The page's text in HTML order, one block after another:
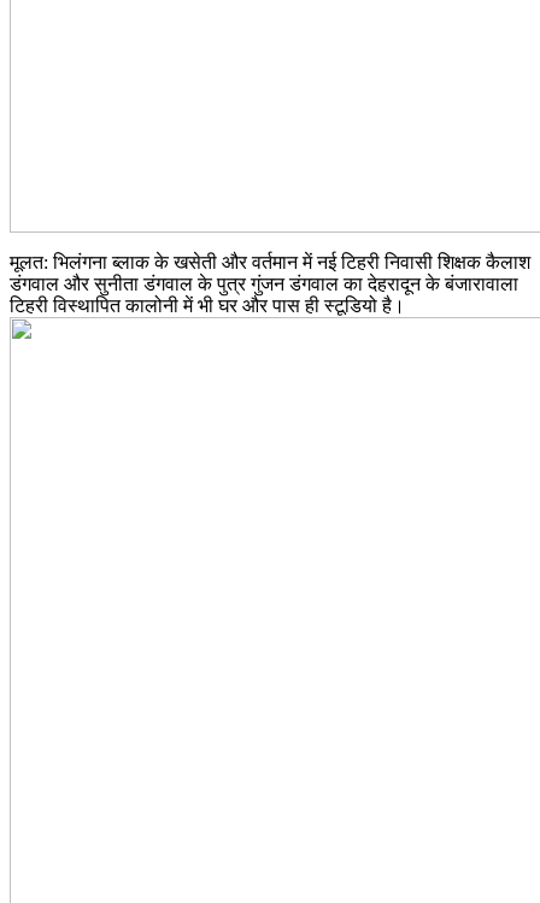
मूलत: भिलंगना ब्लाक के खसेती और वर्तमान में नई टिहरी निवासी शिक्षक कैलाश
डंगवाल और सुनीता डंगवाल के पुत्र गुंजन डंगवाल का देहरादून के बंजारावाला
टिहरी विस्थापित कालोनी में भी घर और पास ही स्टूडियो है।